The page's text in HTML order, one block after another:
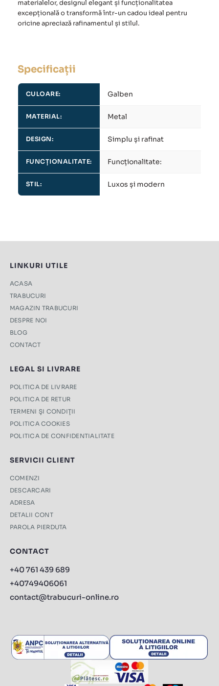
materialelor, designul elegant și funcționalitatea
excepțională o transformă într-un cadou ideal pentru
oricine apreciază rafinamentul și stilul.
Specificații
CULOARE: Galben
MATERIAL: Metal
DESIGN: Simplu și rafinat
FUNCȚIONALITATE: Funcționalitate:
STIL: Luxos și modern
LINKURI UTILE
ACASA
TRABUCURI
MAGAZIN TRABUCURI
DESPRE NOI
BLOG
CONTACT
LEGAL SI LIVRARE
POLITICA DE LIVRARE
POLITICA DE RETUR
TERMENI ŞI CONDIŢII
POLITICA COOKIES
POLITICA DE CONFIDENTIALITATE
SERVICII CLIENT
COMENZI
DESCARCARI
ADRESA
DETALII CONT
PAROLA PIERDUTA
CONTACT
+40 761 439 689
+40749406061
contact@trabucuri-online.ro